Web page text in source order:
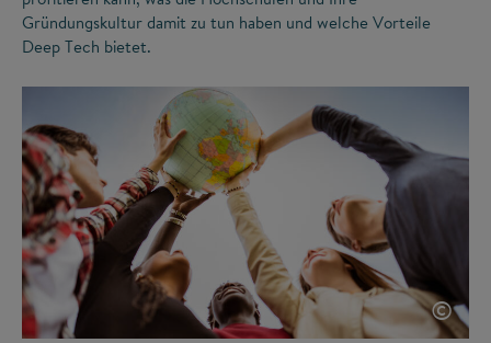
Gründungskultur damit zu tun haben und welche Vorteile
Deep Tech bietet.
©